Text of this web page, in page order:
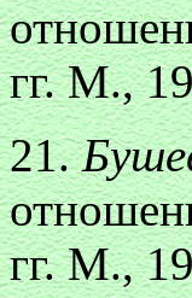
гг. М.,
21.
гг. М.,